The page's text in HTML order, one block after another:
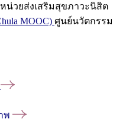
หน่วยส่งเสริมสุขภาวะนิสิต
MOOC) ศูนย์นวัตกรรม
พ